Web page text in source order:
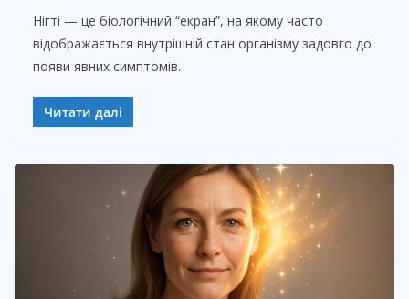
Нігті — це біологічний “екран”, на якому часто
відображається внутрішній стан організму задовго до
появи явних симптомів.
Читати далі